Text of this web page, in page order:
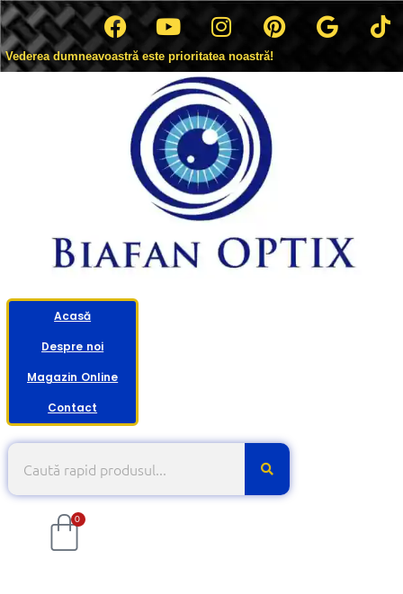
Vederea dumneavoastră este prioritatea noastră!
Acasă
Despre noi
Magazin Online
Contact
0